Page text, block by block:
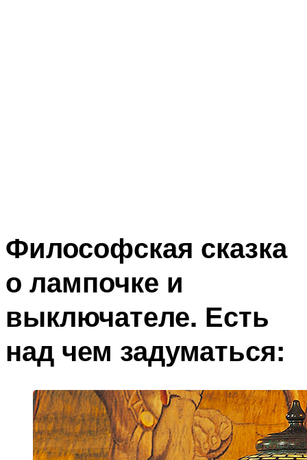
Философская сказка
о лампочке и
выключателе. Есть
над чем задуматься: